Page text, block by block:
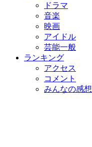
ドラマ
音楽
映画
アイドル
芸能一般
ランキング
アクセス
コメント
みんなの感想